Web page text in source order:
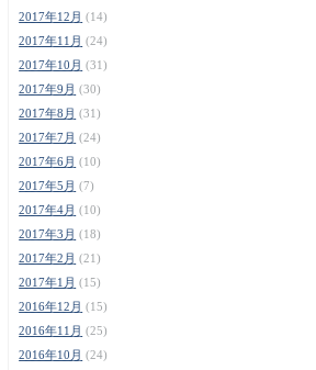
2017年12月 (14)
2017年11月 (24)
2017年10月 (31)
2017年9月 (30)
2017年8月 (31)
2017年7月 (24)
2017年6月 (10)
2017年5月 (7)
2017年4月 (10)
2017年3月 (18)
2017年2月 (21)
2017年1月 (15)
2016年12月 (15)
2016年11月 (25)
2016年10月 (24)